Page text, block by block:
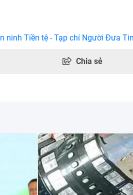
ninh Tiền tệ - Tạp chí Người Đưa
Chia sẻ